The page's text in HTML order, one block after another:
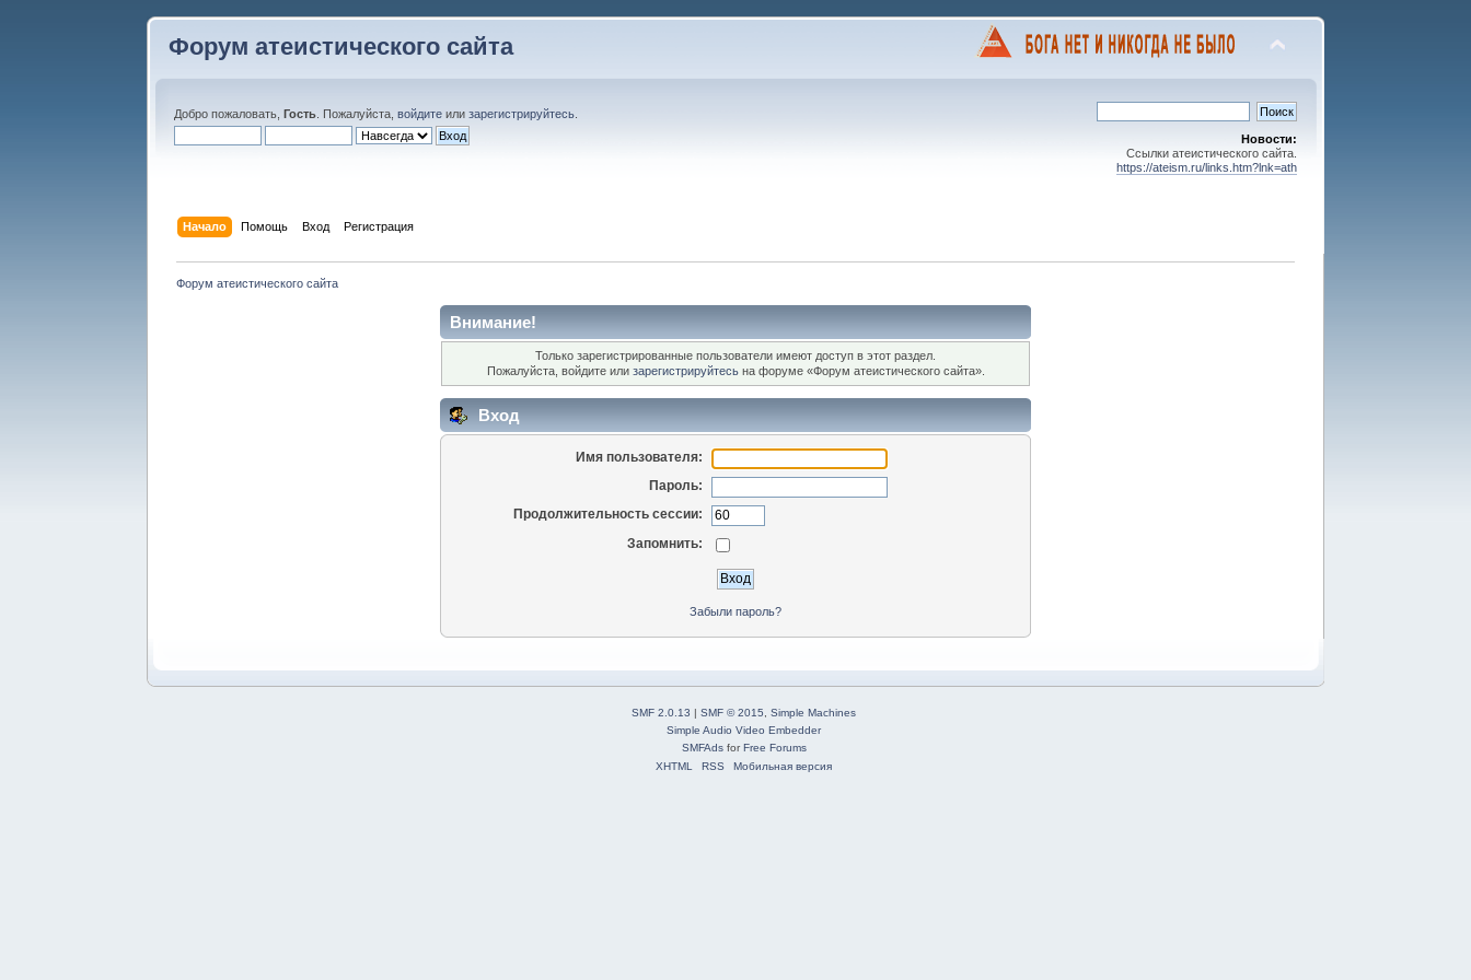
Форум атеистического сайта
Добро пожаловать,Гость . Пожалуйста,войдите илизарегистрируйтесь
Новости:
Ссылки атеистического сайта.
https://ateism.ru/links.htm?lnk=ath
Начало Помощь Вход Регистрация
Форум атеистического сайта
Внимание!
Только зарегистрированные пользователи имеют доступ в этот раздел.
Пожалуйста, войдите или зарегистрируйтесьна форуме «Форум атеистического сайта».
Вход
Имя пользователя:
Пароль:
Продолжительность сессии:
Запомнить:
Забыли пароль?
SMF 2.0.13 | SMF © 2015
Simple Machines
Simple Audio Video Embedder
SMFAdsforFree Forums
XHTML
RSS Мобильная версия